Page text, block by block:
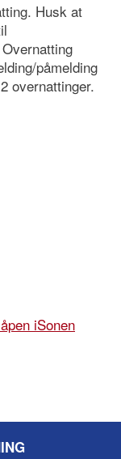
Husk at
påmelding
overnattinger.
iSonen